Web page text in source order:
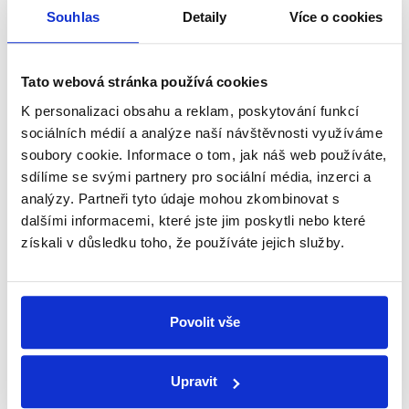
Souhlas Detaily Více o cookies
Tato webová stránka používá cookies
K personalizaci obsahu a reklam, poskytování funkcí
sociálních médií a analýze naší návštěvnosti využíváme
soubory cookie. Informace o tom, jak náš web používáte,
sdílíme se svými partnery pro sociální média, inzerci a
analýzy. Partneři tyto údaje mohou zkombinovat s
dalšími informacemi, které jste jim poskytli nebo které
získali v důsledku toho, že používáte jejich služby.
Povolit vše
Upravit
a vodáků? V předvolebním klání na ČT24 se střetli:
(ANO), Martin Kuba (ODS), Lukáš Mareš...
Číst dál
Zůstaňme v kontaktu
Přihlaste se k odběru našeho
newsletteru nebowhatsappového
kanálu, kde pravidelně přinášíme
shrnutí nejzajímavějších článků a analýz.